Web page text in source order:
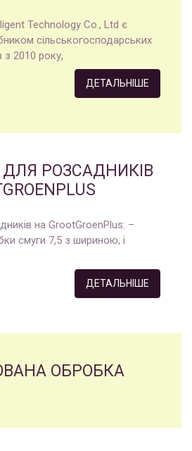
Technology Co., Ltd є
сільськогосподарських
з 2010 року,
ДЕТАЛЬНІШЕ
РОЗСАДНИКІВ
на GrootGroenPlus: –
смуги 7,5 з шириною, і
ДЕТАЛЬНІШЕ
ОБРОБКА